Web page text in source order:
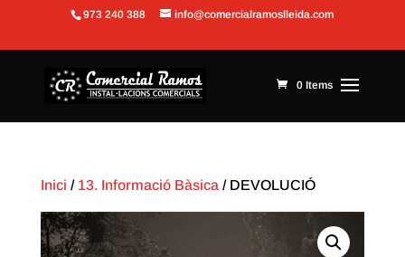
Obre la barra d'eines
973 240 388 info@comercialramoslleida.com
0 Items
Inici / 13. Informació Bàsica / DEVOLUCIÓ